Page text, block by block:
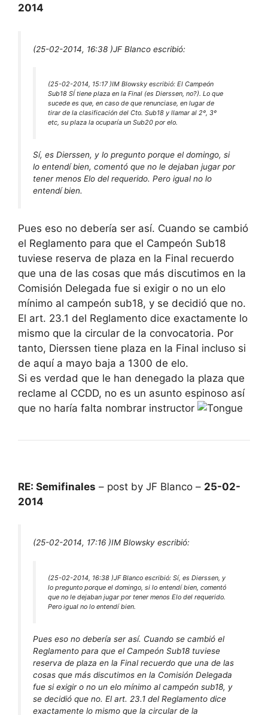
2014
(25-02-2014, 16:38 )JF Blanco escribió:
(25-02-2014, 15:17 )IM Blowsky escribió: El Campeón
Sub18 SÍ tiene plaza en la Final (es Dierssen, no?). Lo que
sucede es que, en caso de que renunciase, en lugar de
tirar de la clasificación del Cto. Sub18 y llamar al 2º, 3º
etc, su plaza la ocuparía un Sub20 por elo.
Sí, es Dierssen, y lo pregunto porque el domingo, si
lo entendí bien, comentó que no le dejaban jugar por
tener menos Elo del requerido. Pero igual no lo
entendí bien.
Pues eso no debería ser así. Cuando se cambió
el Reglamento para que el Campeón Sub18
tuviese reserva de plaza en la Final recuerdo
que una de las cosas que más discutimos en la
Comisión Delegada fue si exigir o no un elo
mínimo al campeón sub18, y se decidió que no.
El art. 23.1 del Reglamento dice exactamente lo
mismo que la circular de la convocatoria. Por
tanto, Dierssen tiene plaza en la Final incluso si
de aquí a mayo baja a 1300 de elo.
Si es verdad que le han denegado la plaza que
reclame al CCDD, no es un asunto espinoso así
que no haría falta nombrar instructor
RE: Semifinales – post by JF Blanco – 25-02-
2014
(25-02-2014, 17:16 )IM Blowsky escribió:
(25-02-2014, 16:38 )JF Blanco escribió: Sí, es Dierssen, y
lo pregunto porque el domingo, si lo entendí bien, comentó
que no le dejaban jugar por tener menos Elo del requerido.
Pero igual no lo entendí bien.
Pues eso no debería ser así. Cuando se cambió el
Reglamento para que el Campeón Sub18 tuviese
reserva de plaza en la Final recuerdo que una de las
cosas que más discutimos en la Comisión Delegada
fue si exigir o no un elo mínimo al campeón sub18, y
se decidió que no. El art. 23.1 del Reglamento dice
exactamente lo mismo que la circular de la